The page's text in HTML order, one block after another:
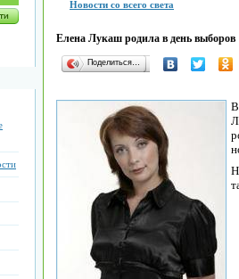
Новости со всего света
Елена Лукаш родила в день выборов
Поделиться…